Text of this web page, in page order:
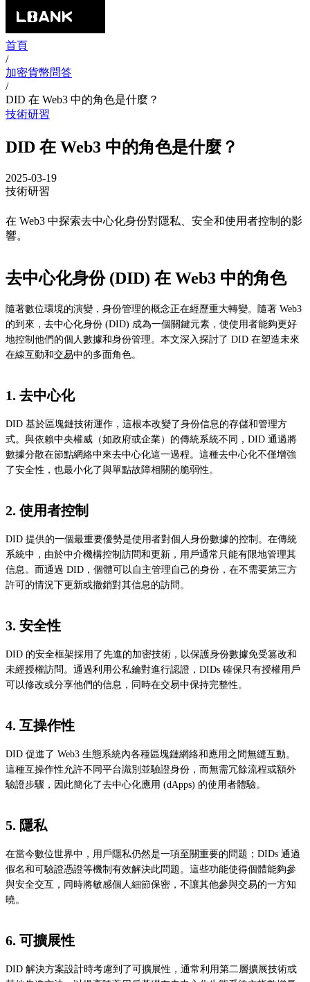
首頁
/
加密貨幣問答
/
DID 在 Web3 中的角色是什麼？
技術研習
DID 在 Web3 中的角色是什麼？
2025-03-19
技術研習
在 Web3 中探索去中心化身份對隱私、安全和使用者控制的影
響。
去中心化身份 (DID) 在 Web3 中的角色
隨著數位環境的演變，身份管理的概念正在經歷重大轉變。隨著 Web3
的到來，去中心化身份 (DID) 成為一個關鍵元素，使使用者能夠更好
地控制他們的個人數據和身份管理。本文深入探討了 DID 在塑造未來
在線互動和交易中的多面角色。
1. 去中心化
DID 基於區塊鏈技術運作，這根本改變了身份信息的存儲和管理方
式。與依賴中央權威（如政府或企業）的傳統系統不同，DID 通過將
數據分散在節點網絡中來去中心化這一過程。這種去中心化不僅增強
了安全性，也最小化了與單點故障相關的脆弱性。
2. 使用者控制
DID 提供的一個最重要優勢是使用者對個人身份數據的控制。在傳統
系統中，由於中介機構控制訪問和更新，用戶通常只能有限地管理其
信息。而通過 DID，個體可以自主管理自己的身份，在不需要第三方
許可的情況下更新或撤銷對其信息的訪問。
3. 安全性
DID 的安全框架採用了先進的加密技術，以保護身份數據免受篡改和
未經授權訪問。通過利用公私鑰對進行認證，DIDs 確保只有授權用戶
可以修改或分享他們的信息，同時在交易中保持完整性。
4. 互操作性
DID 促進了 Web3 生態系統內各種區塊鏈網絡和應用之間無縫互動。
這種互操作性允許不同平台識別並驗證身份，而無需冗餘流程或額外
驗證步驟，因此簡化了去中心化應用 (dApps) 的使用者體驗。
5. 隱私
在當今數位世界中，用戶隱私仍然是一項至關重要的問題；DIDs 通過
假名和可驗證憑證等機制有效解決此問題。這些功能使得個體能夠參
與安全交互，同時將敏感個人細節保密，不讓其他參與交易的一方知
曉。
6. 可擴展性
DID 解決方案設計時考慮到了可擴展性，通常利用第二層擴展技術或